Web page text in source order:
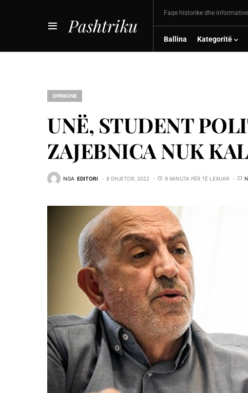
Pashtriku
Faqe historike dhe
Ballina Kategoritë
OPINIONE
UNË, STUDENT
ZAJEBNICA NUK
NGA EDITORI 8 DHJETOR, 2022 9 MINUTA PËR TË LEXUAR